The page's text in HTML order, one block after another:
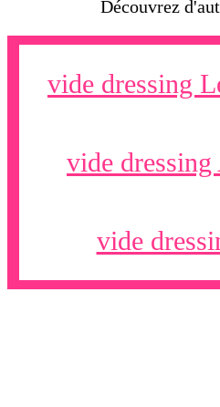
Découvrez
vide dressing
vide
vide